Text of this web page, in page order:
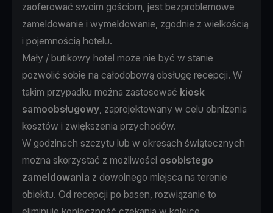
zaoferować swoim gościom, jest bezproblemowe
zameldowanie i wymeldowanie, zgodnie z wielkością
i pojemnością hotelu.
Mały / butikowy hotel może nie być w stanie
pozwolić sobie na całodobową obsługę recepcji. W
takim przypadku można zastosować kiosk
samoobsługowy, zaprojektowany w celu obniżenia
kosztów i zwiększenia przychodów.
W godzinach szczytu lub w okresach świątecznych
można skorzystać z możliwości osobistego
zameldowania z dowolnego miejsca na terenie
obiektu. Od recepcji po basen, rozwiązanie to